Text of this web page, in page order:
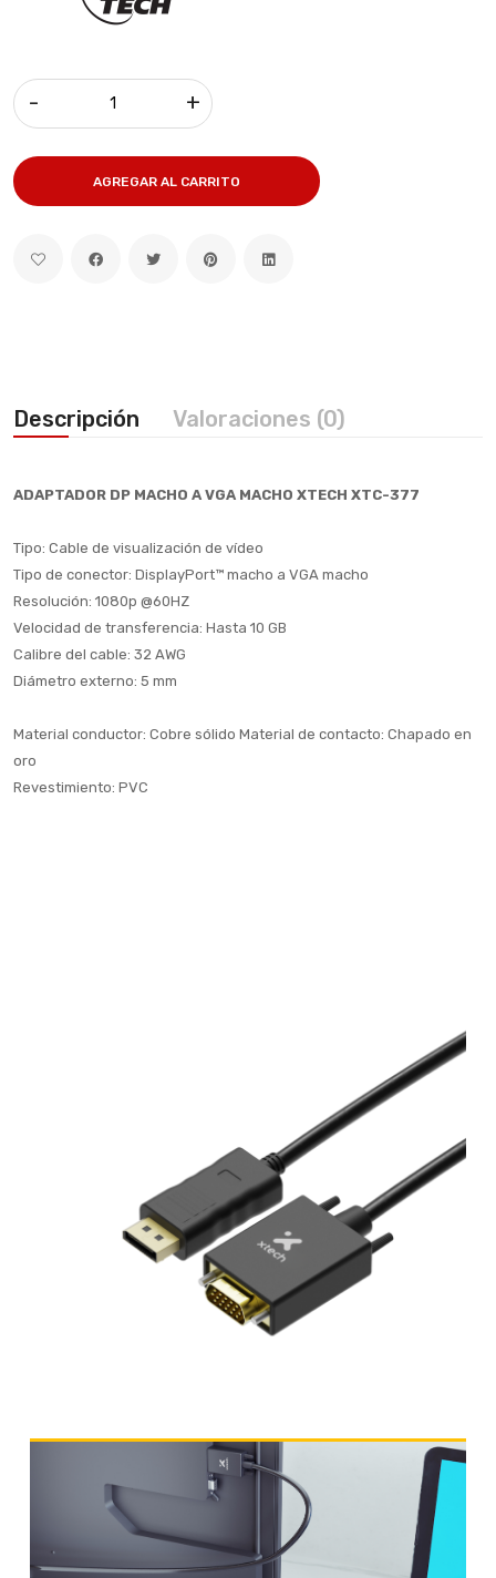
- +
AGREGAR AL CARRITO
Descripción Valoraciones (0)
ADAPTADOR DP MACHO A VGA MACHO XTECH XTC-377
Tipo: Cable de visualización de vídeo
Tipo de conector: DisplayPort™ macho a VGA macho
Resolución: 1080p @60HZ
Velocidad de transferencia: Hasta 10 GB
Calibre del cable: 32 AWG
Diámetro externo: 5 mm
Material conductor: Cobre sólido Material de contacto: Chapado en
oro
Revestimiento: PVC